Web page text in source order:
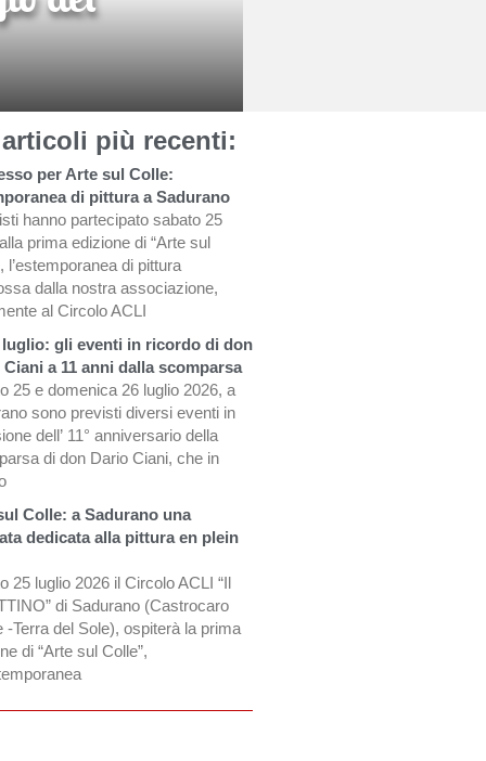
più recenti:
per Arte sul Colle:
di pittura a Sadurano
hanno partecipato sabato 25
prima edizione di “Arte sul
l’estemporanea di pittura
dalla nostra associazione,
al Circolo ACLI
luglio: gli eventi in ricordo di don
Ciani a 11 anni dalla scomparsa
25 e domenica 26 luglio 2026, a
sono previsti diversi eventi in
dell’ 11° anniversario della
di don Dario Ciani, che in
Colle: a Sadurano una
dedicata alla pittura en plein
25 luglio 2026 il Circolo ACLI “Il
di Sadurano (Castrocaro
-Terra del Sole), ospiterà la prima
di “Arte sul Colle”,